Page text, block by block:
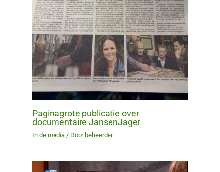
Paginagrote publicatie over
documentaire JansenJager
In de media/ Doorbeheerder